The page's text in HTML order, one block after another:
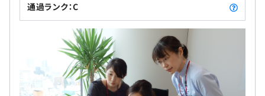
通過ランク：C